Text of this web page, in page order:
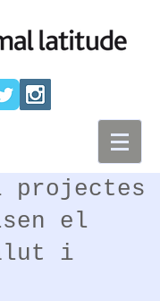
projectes
el
i